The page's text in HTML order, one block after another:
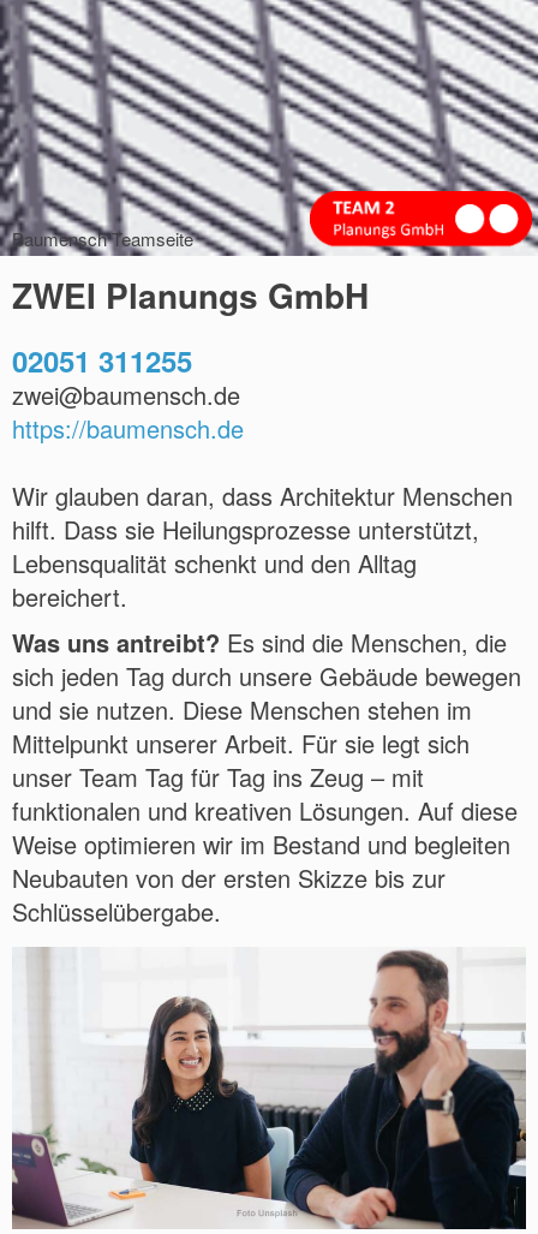
Baumensch Teamseite
ZWEI Planungs GmbH
02051 311255
zwei@baumensch.de
https://baumensch.de
Wir glauben daran, dass Architektur Menschen
hilft. Dass sie Heilungsprozesse unterstützt,
Lebensqualität schenkt und den Alltag
bereichert.
Was uns antreibt? Es sind die Menschen, die
sich jeden Tag durch unsere Gebäude bewegen
und sie nutzen. Diese Menschen stehen im
Mittelpunkt unserer Arbeit. Für sie legt sich
unser Team Tag für Tag ins Zeug – mit
funktionalen und kreativen Lösungen. Auf diese
Weise optimieren wir im Bestand und begleiten
Neubauten von der ersten Skizze bis zur
Schlüsselübergabe.